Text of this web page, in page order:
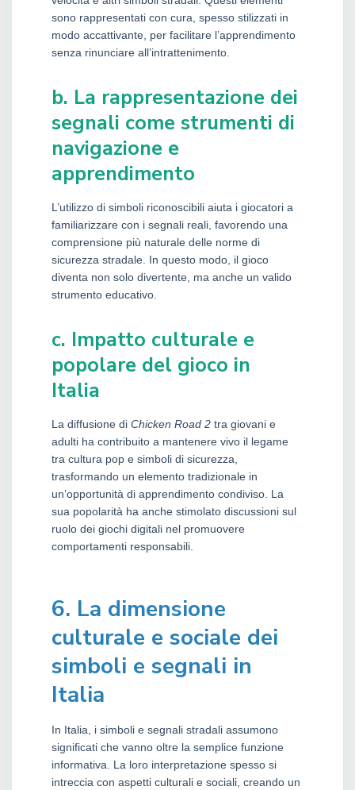
sono rappresentati con cura, spesso stilizzati in
modo accattivante, per facilitare l’apprendimento
senza rinunciare all’intrattenimento.
b. La rappresentazione dei
segnali come strumenti di
navigazione e
apprendimento
L’utilizzo di simboli riconoscibili aiuta i giocatori a
familiarizzare con i segnali reali, favorendo una
comprensione più naturale delle norme di
sicurezza stradale. In questo modo, il gioco
diventa non solo divertente, ma anche un valido
strumento educativo.
c. Impatto culturale e
popolare del gioco in
Italia
La diffusione di Chicken Road 2 tra giovani e
adulti ha contribuito a mantenere vivo il legame
tra cultura pop e simboli di sicurezza,
trasformando un elemento tradizionale in
un’opportunità di apprendimento condiviso. La
sua popolarità ha anche stimolato discussioni sul
ruolo dei giochi digitali nel promuovere
comportamenti responsabili.
6. La dimensione
culturale e sociale dei
simboli e segnali in
Italia
In Italia, i simboli e segnali stradali assumono
significati che vanno oltre la semplice funzione
informativa. La loro interpretazione spesso si
intreccia con aspetti culturali e sociali, creando un